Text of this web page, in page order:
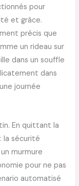
pour
et grâce.
précis que
un rideau sur
dans un souffle
dans
journée
En quittant la
la sécurité
murmure
pour ne pas
automatisé